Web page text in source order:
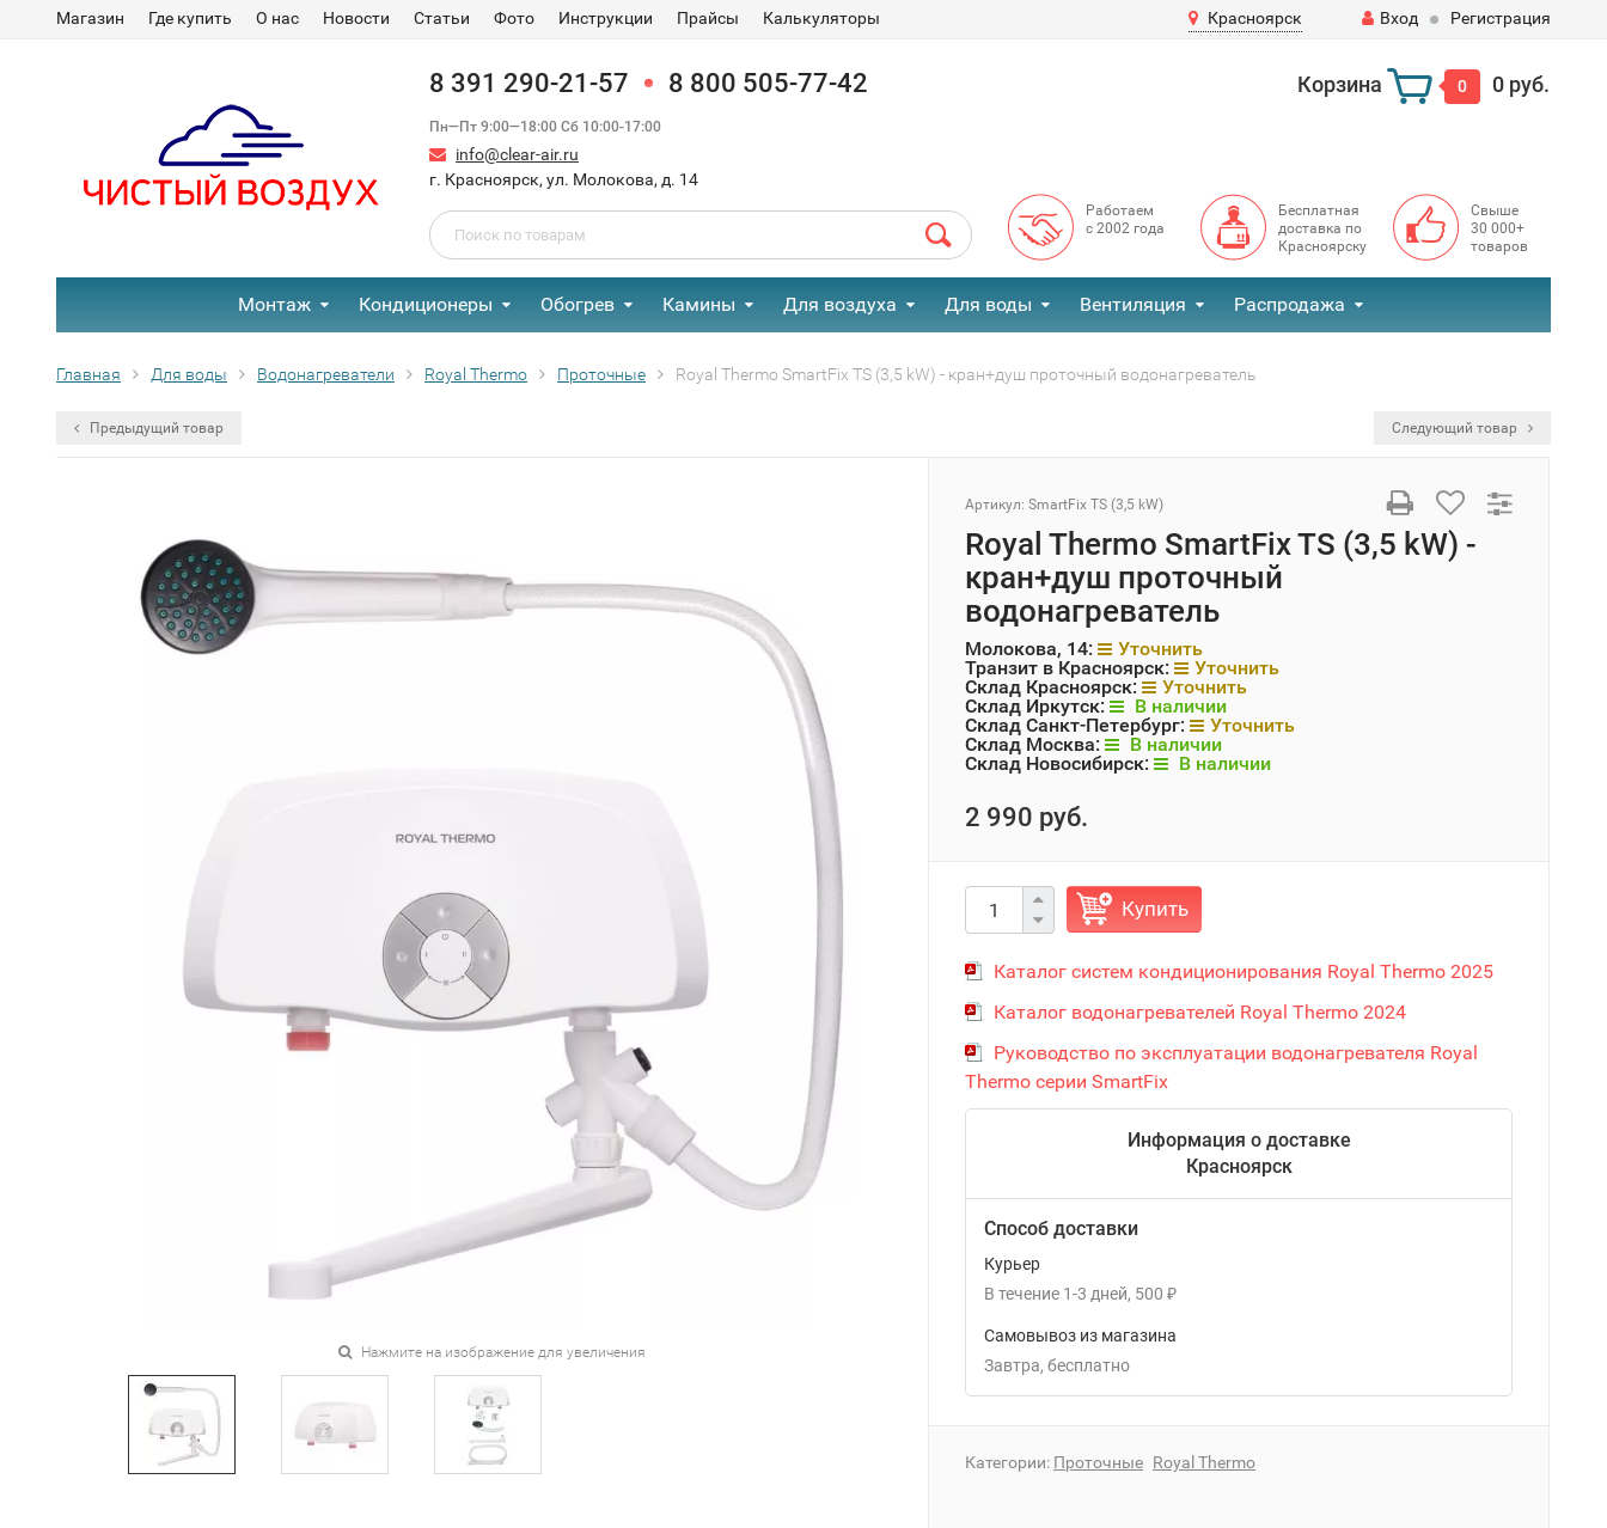
Магазин Где купить О нас Новости Статьи Фото Инструкции Прайсы Калькуляторы Красноярск Вход Регистрация
8 391 290-21-57 8 800 505-77-42
Пн—Пт 9:00—18:00 Сб 10:00-17:00
info@clear-air.ru
г. Красноярск, ул. Молокова, д. 14
Корзина 0 0 руб.
Работаем
с 2002 года
Бесплатная
доставка по
Красноярску
Свыше
30 000+
товаров
Монтаж Кондиционеры Обогрев Камины Для воздуха Для воды Вентиляция Распродажа
Главная Для воды Водонагреватели Royal Thermo Проточные Royal Thermo SmartFix TS (3,5 kW) - кран+душ проточный водонагреватель
Предыдущий товар Следующий товар
Нажмите на изображение для увеличения
Артикул: SmartFix TS (3,5 kW)
Royal Thermo SmartFix TS (3,5 kW) -
кран+душ проточный
водонагреватель
Молокова, 14:
Уточнить
Транзит в Красноярск:
Уточнить
Склад Красноярск:
Уточнить
Склад Иркутск:
В наличии
Склад Санкт-Петербург:
Уточнить
Склад Москва:
В наличии
Склад Новосибирск:
В наличии
2 990 руб.
Купить
Каталог систем кондиционирования Royal Thermo 2025
Каталог водонагревателей Royal Thermo 2024
Руководство по эксплуатации водонагревателя Royal
Thermo серии SmartFix
Информация о доставке
Красноярск
Способ доставки
Курьер
В течение 1-3 дней 500 ₽
Самовывоз из магазина
Завтра
Бесплатно
Категории: Проточные Royal Thermo